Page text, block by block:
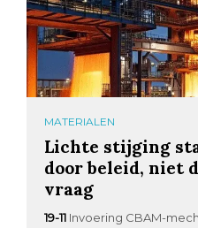
MATERIALEN
Lichte stijging
door beleid, niet
vraag
19-11 Invoering CBAM-